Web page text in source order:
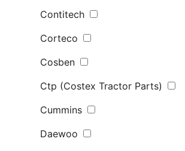
Contitech
Corteco
Cosben
Ctp (Costex Tractor Parts)
Cummins
Daewoo